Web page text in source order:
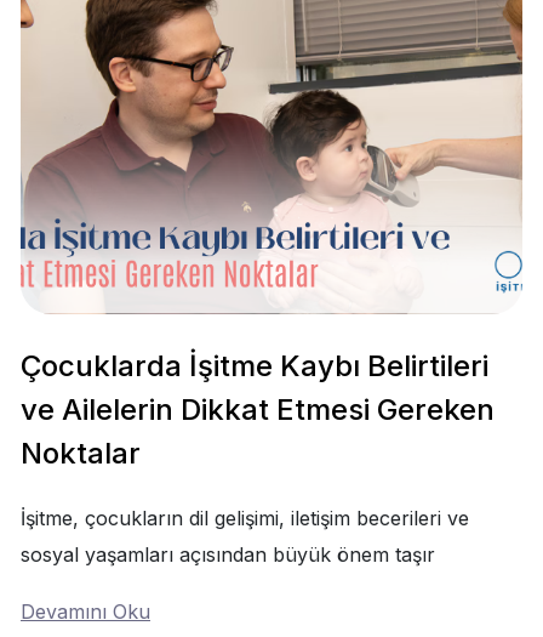
Çocuklarda İşitme Kaybı Belirtileri
ve Ailelerin Dikkat Etmesi Gereken
Noktalar
İşitme, çocukların dil gelişimi, iletişim becerileri ve
sosyal yaşamları açısından büyük önem taşır
Devamını Oku